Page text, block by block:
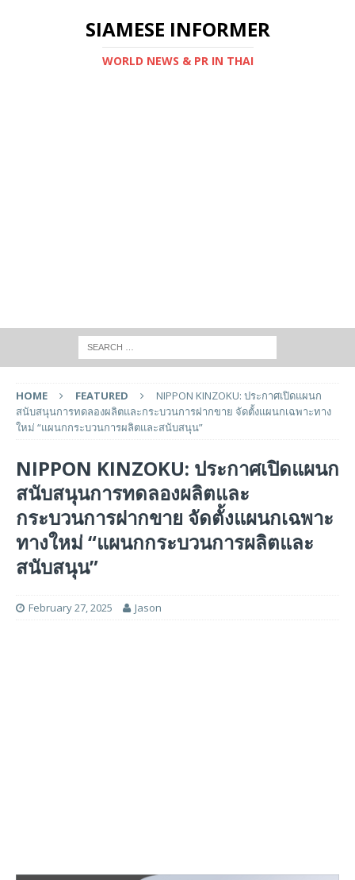
SIAMESE INFORMER
WORLD NEWS & PR IN THAI
HOME FEATURED
NIPPON KINZOKU: ประกาศเปิดแผนก
สนับสนุนการทดลองผลิตและกระบวนการฝากขาย จัดตั้งแผนกเฉพาะทาง
ใหม่ “แผนกกระบวนการผลิตและสนับสนุน”
NIPPON KINZOKU: ประกาศเปิดแผนก
สนับสนุนการทดลองผลิตและ
กระบวนการฝากขาย จัดตั้งแผนกเฉพาะ
ทางใหม่ “แผนกกระบวนการผลิตและ
สนับสนุน”
February 27, 2025 Jason